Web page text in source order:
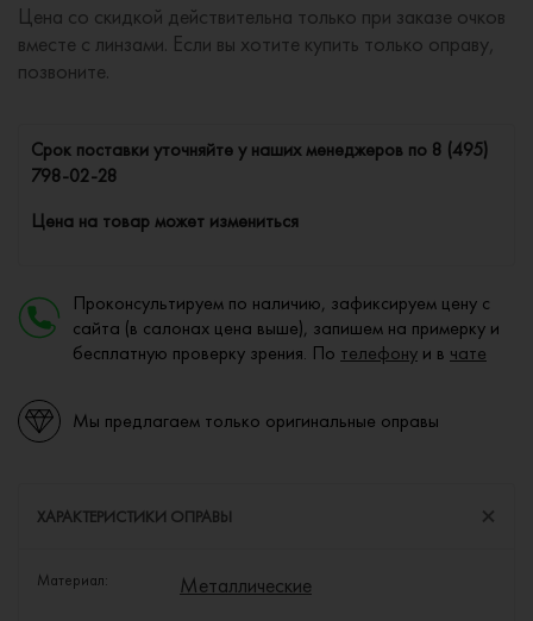
Цена со скидкой действительна только при заказе очков
вместе с линзами. Если вы хотите купить только оправу,
позвоните.
Cрок поставки уточняйте у наших менеджеров по 8 (495)
798-02-28
Цена на товар может измениться
Проконсультируем по наличию, зафиксируем цену с
сайта (в салонах цена выше), запишем на примерку и
бесплатную проверку зрения. По телефону и в чате
Мы предлагаем только оригинальные оправы
ХАРАКТЕРИСТИКИ ОПРАВЫ
Материал: Металлические